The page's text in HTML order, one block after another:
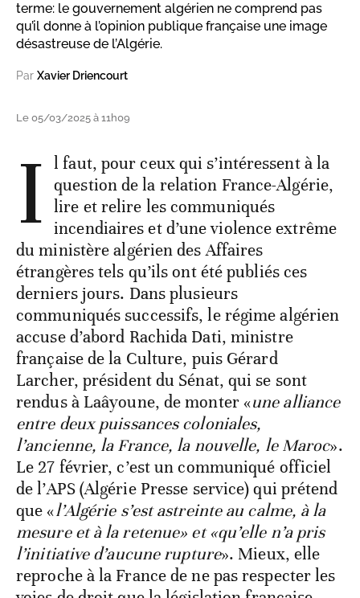
terme: le gouvernement algérien ne comprend pas
qu’il donne à l’opinion publique française une image
désastreuse de l’Algérie.
Par Xavier Driencourt
Le 05/03/2025 à 11h09
I l faut, pour ceux qui s’intéressent à la
question de la relation France-Algérie,
lire et relire les communiqués
incendiaires et d’une violence extrême
du ministère algérien des Affaires
étrangères tels qu’ils ont été publiés ces
derniers jours. Dans plusieurs
communiqués successifs, le régime algérien
accuse d’abord Rachida Dati, ministre
française de la Culture, puis Gérard
Larcher, président du Sénat, qui se sont
rendus à Laâyoune, de monter «une alliance
entre deux puissances coloniales,
l’ancienne, la France, la nouvelle, le Maroc».
Le 27 février, c’est un communiqué officiel
de l’APS (Algérie Presse service) qui prétend
que «l’Algérie s’est astreinte au calme, à la
mesure et à la retenue» et «qu’elle n’a pris
l’initiative d’aucune rupture». Mieux, elle
reproche à la France de ne pas respecter les